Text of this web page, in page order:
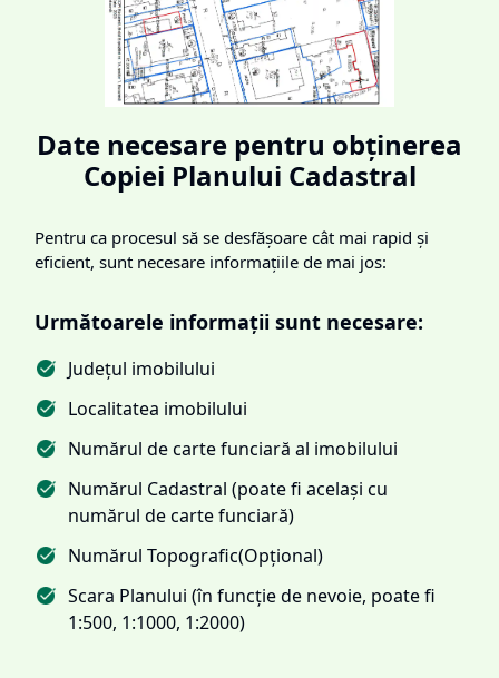
Date necesare pentru obținerea
Copiei Planului Cadastral
Pentru ca procesul să se desfășoare cât mai rapid și
eficient, sunt necesare informațiile de mai jos:
Următoarele informații sunt necesare:
Județul imobilului
Localitatea imobilului
Numărul de carte funciară al imobilului
Numărul Cadastral (poate fi același cu
numărul de carte funciară)
Numărul Topografic(Opțional)
Scara Planului (în funcție de nevoie, poate fi
1:500, 1:1000, 1:2000)